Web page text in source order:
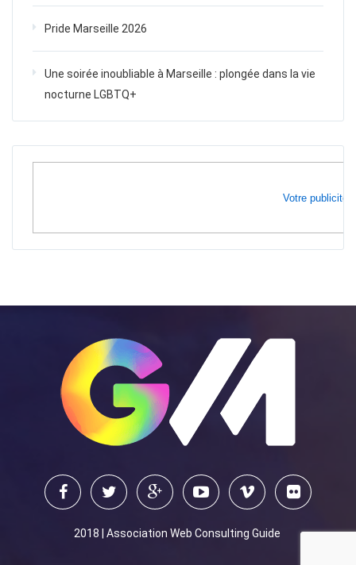
Pride Marseille 2026
Une soirée inoubliable à Marseille : plongée dans la vie
nocturne LGBTQ+
Votre publicité
2018 | Association Web Consulting Guide